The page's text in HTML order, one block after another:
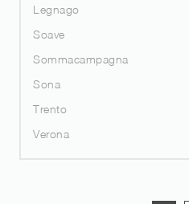
Legnago
Soave
Sommacampagna
Sona
Trento
Verona